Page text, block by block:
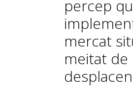
percep
mercat
meitat de